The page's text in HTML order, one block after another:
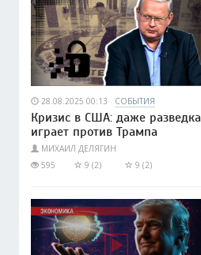
28.08.2025 00:13 СОБЫТИЯ
Кризис в США: даже разведка
играет против Трампа
МИХАИЛ ДЕЛЯГИН
595
9 (2) 9 (2)